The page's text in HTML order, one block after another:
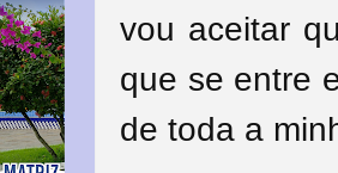
vou aceitar
que se entre
de toda a